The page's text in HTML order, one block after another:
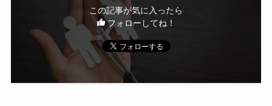
この記事が気に入ったら
フォローしてね！